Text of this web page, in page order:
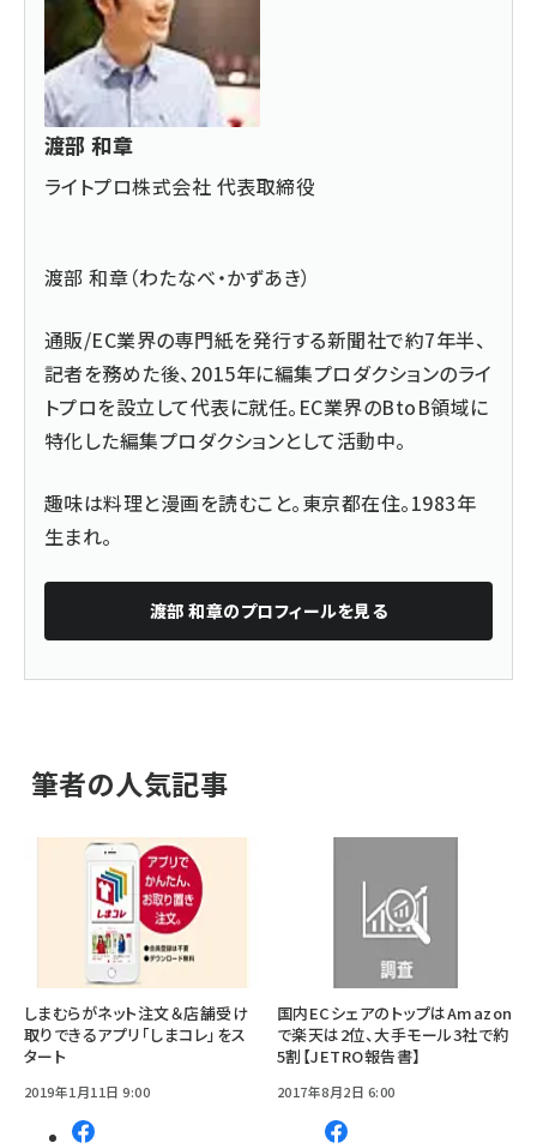
渡部 和章
ライトプロ株式会社 代表取締役
渡部 和章（わたなべ・かずあき）
通販/EC業界の専門紙を発行する新聞社で約7年半、
記者を務めた後、2015年に編集プロダクションのライ
トプロを設立して代表に就任。EC業界のBtoB領域に
特化した編集プロダクションとして活動中。
趣味は料理と漫画を読むこと。東京都在住。1983年
生まれ。
渡部 和章のプロフィールを見る
筆者の人気記事
しまむらがネット注文＆店舗受け
取りできるアプリ「しまコレ」をス
タート
2019年1月11日 9:00
国内ECシェアのトップはAmazon
で楽天は2位、大手モール3社で約
5割【JETRO報告書】
2017年8月2日 6:00